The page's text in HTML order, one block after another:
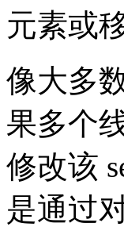
元素或
像大多
果多个
修改该
是通过